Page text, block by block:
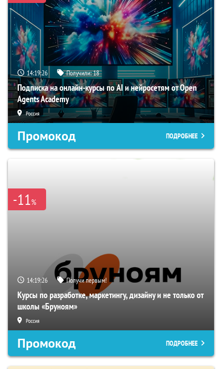
14:19:25 Получили:18
Подписка на онлайн-курсы по AI и нейросетям от Open
Agents Academy
Россия
Промокод ПОДРОБНЕЕ
-11%
14:19:25 Получи первым!
Курсы по разработке, маркетингу, дизайну и не только от
школы «Бруноям»
Россия
Промокод ПОДРОБНЕЕ